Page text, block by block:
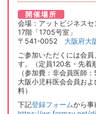
開催場所
会場：アットビジネスセ
17階「1705号室」
〒541-0052 大阪府大
ご参加いただくには会
す。（定員120名・先着
（参加費：非会員医師
大阪小児科医会会員お
料）
下記登録フォームから事